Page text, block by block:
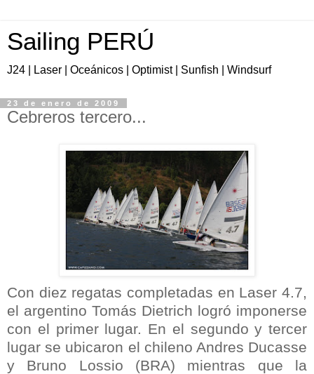
Sailing PERÚ
J24 | Laser | Oceánicos | Optimist | Sunfish | Windsurf
23 de enero de 2009
Cebreros tercero...
Con diez regatas completadas en Laser 4.7,
el argentino Tomás Dietrich logró imponerse
con el primer lugar. En el segundo y tercer
lugar se ubicaron el chileno Andres Ducasse
y Bruno Lossio (BRA) mientras que la